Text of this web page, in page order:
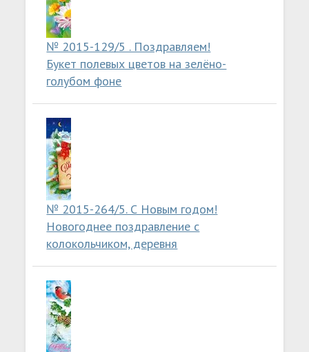
№ 2015-129/5 . Поздравляем!
Букет полевых цветов на зелёно-
голубом фоне
№ 2015-264/5. С Новым годом!
Новогоднее поздравление с
колокольчиком, деревня